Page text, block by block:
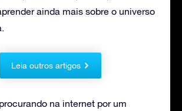
ainda mais sobre o universo
Leia outros artigos
na internet por um